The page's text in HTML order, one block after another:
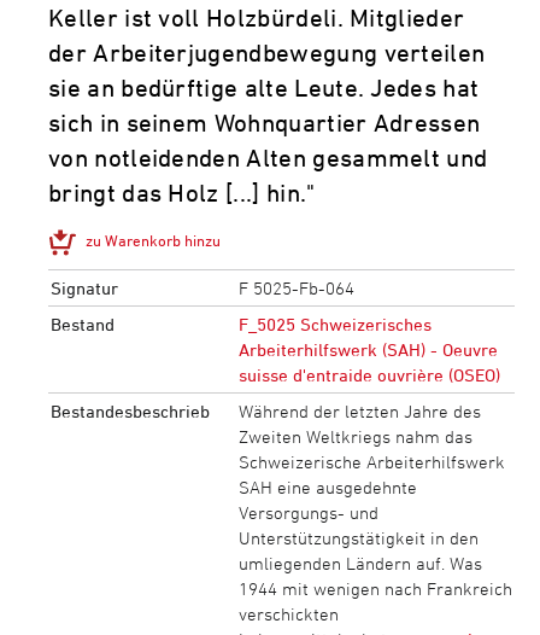
Keller ist voll Holzbürdeli. Mitglieder
der Arbeiterjugendbewegung verteilen
sie an bedürftige alte Leute. Jedes hat
sich in seinem Wohnquartier Adressen
von notleidenden Alten gesammelt und
bringt das Holz [...] hin."
zu Warenkorb hinzu
Signatur
F 5025-Fb-064
Bestand
F_5025 Schweizerisches
Arbeiterhilfswerk (SAH) - Oeuvre
suisse d'entraide ouvrière (OSEO)
Bestandesbeschrieb
Während der letzten Jahre des
Zweiten Weltkriegs nahm das
Schweizerische Arbeiterhilfswerk
SAH eine ausgedehnte
Versorgungs- und
Unterstützungstätigkeit in den
umliegenden Ländern auf. Was
1944 mit wenigen nach Frankreich
verschickten